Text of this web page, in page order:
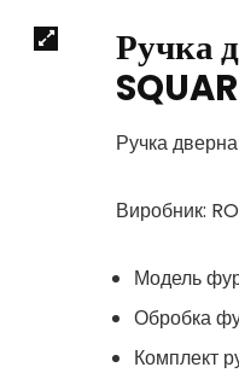
Ручка
Ручка
Виробник:
Модель
Обробка
Комплект